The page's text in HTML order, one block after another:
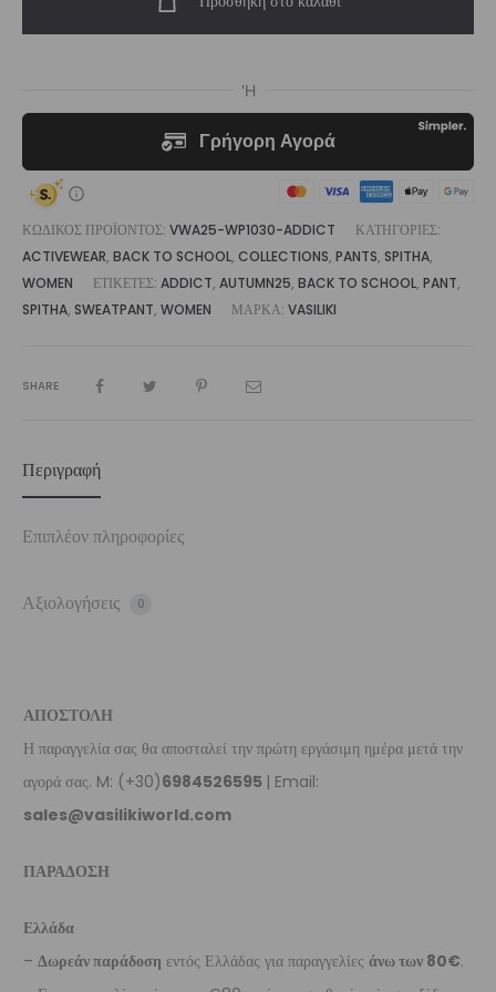
Sweatpant
ΚΩΔΙΚΌΣ ΠΡΟΪΌΝΤΟΣ: VWA25-WP1030-ADDICT
ΚΑΤΗΓΟΡΊΕΣ:
ACTIVEWEAR, BACK TO SCHOOL, COLLECTIONS, PANTS, SPITHA,
WOMEN
ΕΤΙΚΈΤΕΣ: ADDICT, AUTUMN25, BACK TO SCHOOL, PANT,
SPITHA, SWEATPANT, WOMEN ΜΆΡΚΑ: VASILIKI
SHARE
Περιγραφή
Επιπλέον πληροφορίες
Αξιολογήσεις 0
ΑΠΟΣΤΟΛΗ
Η παραγγελία σας θα αποσταλεί την πρώτη εργάσιμη ημέρα μετά την
αγορά σας. M: (+30)6984526595 | Email:
sales@vasilikiworld.com
ΠΑΡΑΔΟΣΗ
Ελλάδα
– Δωρεάν παράδοση εντός Ελλάδας για παραγγελίες άνω των 80€.